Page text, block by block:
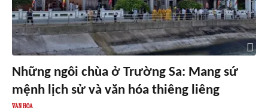
Những ngôi chùa ở Trường Sa: Mang sứ
mệnh lịch sử và văn hóa thiêng liêng